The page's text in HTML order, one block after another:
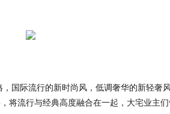
国际流行的新时尚风，低调奢华的新轻奢
流行与经典高度融合在一起，大宅业主们